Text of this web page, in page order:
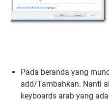
Pada beranda yang
add/Tambahkan. Nanti
keyboards arab yang